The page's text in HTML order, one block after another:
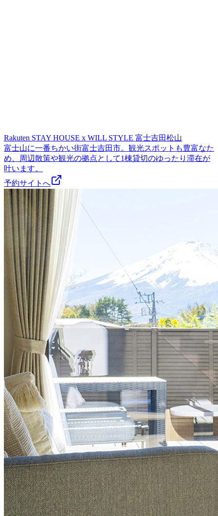
Rakuten STAY HOUSE x WILL STYLE 富士吉田松山
富士山に一番ちかい街富士吉田市。観光スポットも豊富なた
め、周辺散策や観光の拠点として1棟貸切のゆったり滞在が
叶います。
予約サイトへ